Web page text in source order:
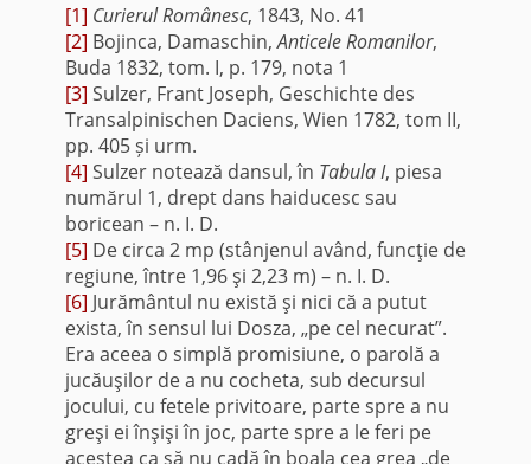
[1] Curierul Românesc, 1843, No. 41
[2] Bojinca, Damaschin,Anticele Romanilor,
Buda 1832, tom. I, p. 179, nota 1
[3] Sulzer, Frant Joseph, Geschichte des
Transalpinischen Daciens, Wien 1782, tom II,
pp. 405 și urm.
[4] Sulzer notează dansul, în Tabula I, piesa
numărul 1, drept dans haiducesc sau
boricean – n. I. D.
[5] De circa 2 mp (stânjenul având, funcţie de
regiune, între 1,96 şi 2,23 m) – n. I. D.
[6] Jurământul nu există şi nici că a putut
exista, în sensul lui Dosza, „pe cel necurat”.
Era aceea o simplă promisiune, o parolă a
jucăuşilor de a nu cocheta, sub decursul
jocului, cu fetele privitoare, parte spre a nu
greşi ei înşişi în joc, parte spre a le feri pe
acestea ca să nu cadă în boala cea grea „de